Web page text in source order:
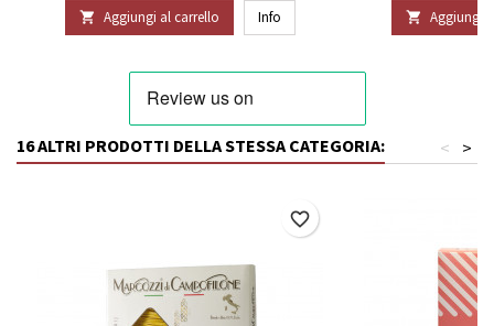
 Aggiungi al carrello Info  Aggiungi
16 ALTRI PRODOTTI DELLA STESSA CATEGORIA: >
<
favorite_border